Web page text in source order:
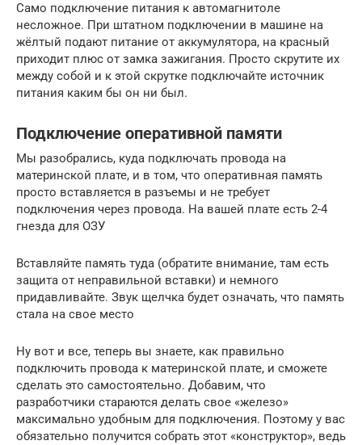
Само подключение питания к автомагнитоле
несложное. При штатном подключении в машине на
жёлтый подают питание от аккумулятора, на красный
приходит плюс от замка зажигания. Просто скрутите их
между собой и к этой скрутке подключайте источник
питания каким бы он ни был.
Подключение оперативной памяти
Мы разобрались, куда подключать провода на
материнской плате, и в том, что оперативная память
просто вставляется в разъемы и не требует
подключения через провода. На вашей плате есть 2-4
гнезда для ОЗУ
Вставляйте память туда (обратите внимание, там есть
защита от неправильной вставки) и немного
придавливайте. Звук щелчка будет означать, что память
стала на свое место
Ну вот и все, теперь вы знаете, как правильно
подключить провода к материнской плате, и сможете
сделать это самостоятельно. Добавим, что
разработчики стараются делать свое «железо»
максимально удобным для подключения. Поэтому у вас
обязательно получится собрать этот «конструктор», ведь